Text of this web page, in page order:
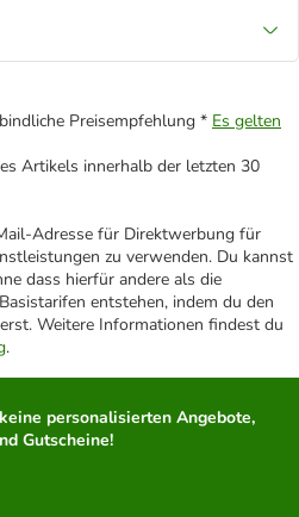
Preisempfehlung * Es gelten
Artikels innerhalb der letzten 30
Adresse für Direktwerbung für
zu verwenden. Du kannst
dass hierfür andere als die
entstehen, indem du den
Weitere Informationen findest du
.
personalisierten Angebote,
Gutscheine!